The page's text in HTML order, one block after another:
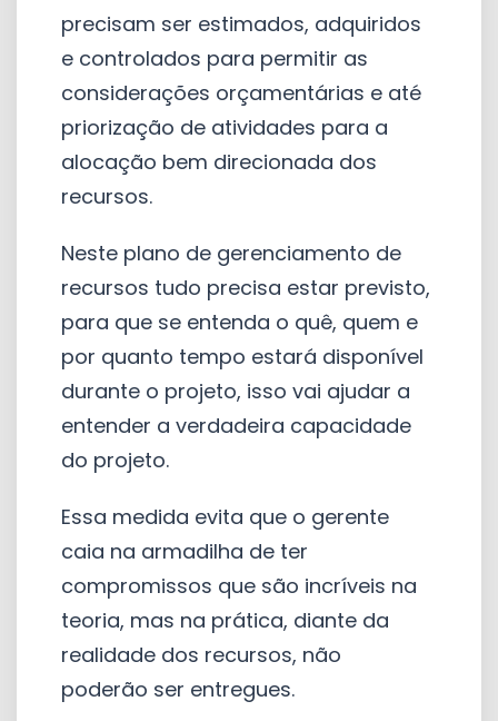
precisam ser estimados, adquiridos
e controlados para permitir as
considerações orçamentárias e até
priorização de atividades para a
alocação bem direcionada dos
recursos.
Neste plano de gerenciamento de
recursos tudo precisa estar previsto,
para que se entenda o quê, quem e
por quanto tempo estará disponível
durante o projeto, isso vai ajudar a
entender a verdadeira capacidade
do projeto.
Essa medida evita que o gerente
caia na armadilha de ter
compromissos que são incríveis na
teoria, mas na prática, diante da
realidade dos recursos, não
poderão ser entregues.